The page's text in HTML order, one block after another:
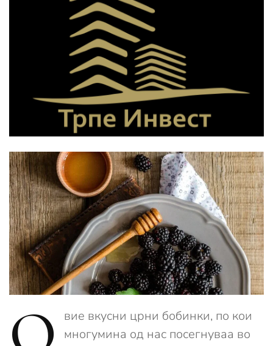
вие вкусни црни бобинки, по кои
многумина од нас посегнуваа во